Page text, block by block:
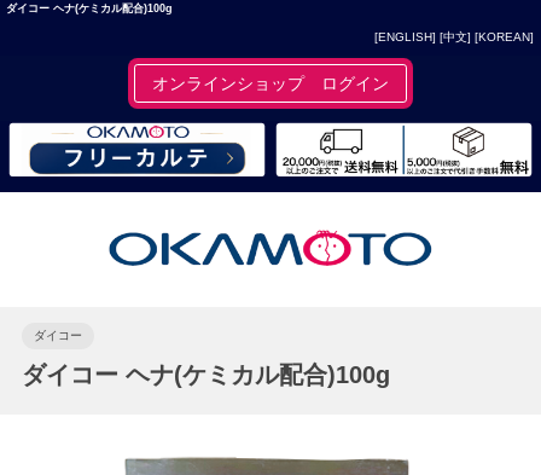
ダイコー ヘナ(ケミカル配合)100g
[ENGLISH] [中文] [KOREAN]
オンラインショップ ログイン
ダイコー
ダイコー ヘナ(ケミカル配合)100g